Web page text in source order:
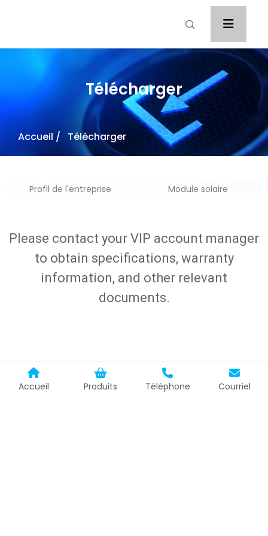
Télécharger
Accueil / Télécharger
Profil de l'entreprise Module solaire
Please contact your VIP account manager
to obtain specifications, warranty
information, and other relevant
documents.
Accueil Produits Téléphone Courriel